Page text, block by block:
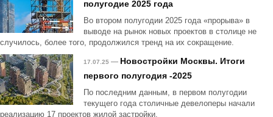
полугодие 2025 года
Во втором полугодии 2025 года «прорыва» в
выводе на рынок новых проектов в столице не
случилось, более того, продолжился тренд на их сокращение.
17.07.25 — Новостройки Москвы. Итоги
первого полугодия -2025
По последним данным, в первом полугодии
текущего года столичные девелоперы начали
реализацию 17 проектов жилой застройки.